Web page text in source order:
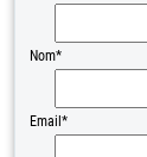
Nom*
Email*